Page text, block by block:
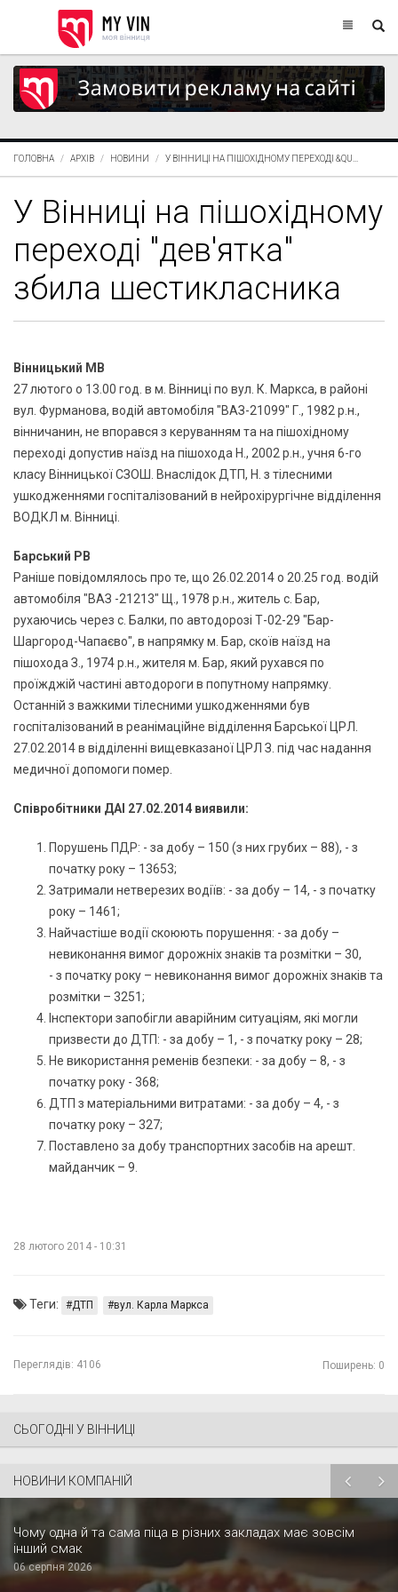
ГОЛОВНА АРХІВ НОВИНИ У ВІННИЦІ НА ПІШОХІДНОМУ ПЕРЕХОДІ &QU...
У Вінниці на пішохідному
переході "дев'ятка"
збила шестикласника
Вінницький МВ
27 лютого о 13.00 год. в м. Вінниці по вул. К. Маркса, в районі
вул. Фурманова, водій автомобіля "ВАЗ-21099" Г., 1982 р.н.,
вінничанин, не впорався з керуванням та на пішохідному
переході допустив наїзд на пішохода Н., 2002 р.н., учня 6-го
класу Вінницької СЗОШ. Внаслідок ДТП, Н. з тілесними
ушкодженнями госпіталізований в нейрохірургічне відділення
ВОДКЛ м. Вінниці.
Барський РВ
Раніше повідомлялось про те, що 26.02.2014 о 20.25 год. водій
автомобіля "ВАЗ -21213" Щ., 1978 р.н., житель с. Бар,
рухаючись через с. Балки, по автодорозі Т-02-29 "Бар-
Шаргород-Чапаєво", в напрямку м. Бар, скоїв наїзд на
пішохода З., 1974 р.н., жителя м. Бар, який рухався по
проїжджій частині автодороги в попутному напрямку.
Останній з важкими тілесними ушкодженнями був
госпіталізований в реанімаційне відділення Барської ЦРЛ.
27.02.2014 в відділенні вищевказаної ЦРЛ З. під час надання
медичної допомоги помер.
Співробітники ДАІ 27.02.2014 виявили:
Порушень ПДР: - за добу – 150 (з них грубих – 88), - з
початку року – 13653;
Затримали нетверезих водіїв: - за добу – 14, - з початку
року – 1461;
Найчастіше водії скоюють порушення: - за добу –
невиконання вимог дорожніх знаків та розмітки – 30,
- з початку року – невиконання вимог дорожніх знаків та
розмітки – 3251;
Інспектори запобігли аварійним ситуаціям, які могли
призвести до ДТП: - за добу – 1, - з початку року – 28;
Не використання ременів безпеки: - за добу – 8, - з
початку року - 368;
ДТП з матеріальними витратами: - за добу – 4, - з
початку року – 327;
Поставлено за добу транспортних засобів на арешт.
майданчик – 9.
28 лютого 2014 - 10:31
Теги: ДТП вул. Карла Маркса
Переглядів: 4106 Поширень: 0
СЬОГОДНІ У ВІННИЦІ
НОВИНИ КОМПАНІЙ
Чому одна й та сама піца в різних закладах має зовсім
інший смак
06 серпня 2026